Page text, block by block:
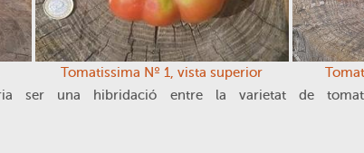
Tomatissima Nº 1, vista superior
ser una hibridació entre la varietat de